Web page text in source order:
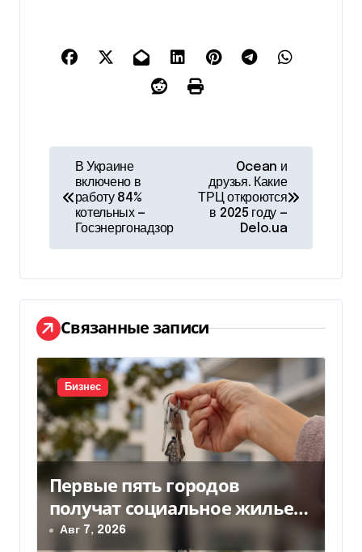
г
а
ц
и
я
п
о
з
В Украине
включено в
работу 84%
котельных —
Госэнергонадзор
Ocean и
друзья. Какие
ТРЦ откроются
в 2025 году —
Delo.ua
Связанные записи
Бизнес
Первые пять городов
получат социальное жилье
за счет ЕИБ в Украине
Авг 7, 2026